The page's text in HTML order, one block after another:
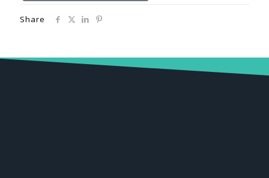
Share